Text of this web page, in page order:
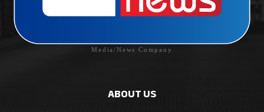
Media/News Company
ABOUT US